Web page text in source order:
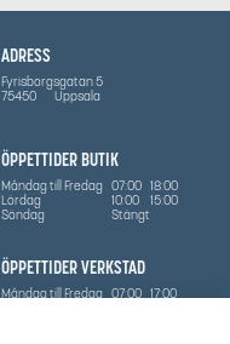
ÖPPETTIDER BUTIK
Måndag till Fredag 07:00 18:00
Lördag
10:00
15:00
Söndag
Stängt
ÖPPETTIDER VERKSTAD
Måndag till Fredag 07:00 17:00
ADRESS
Fyrisborgsgatan 5
75450
Uppsala